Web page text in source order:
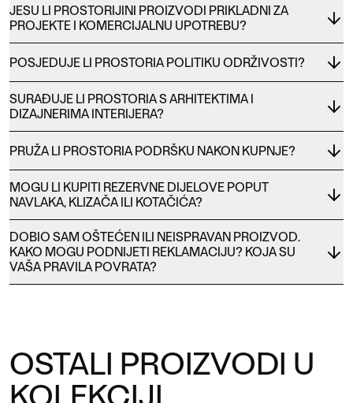
JESU LI PROSTORIJINI PROIZVODI PRIKLADNI ZA
PROJEKTE I KOMERCIJALNU UPOTREBU?
POSJEDUJE LI PROSTORIA POLITIKU ODRŽIVOSTI?
SURAĐUJE LI PROSTORIA S ARHITEKTIMA I
DIZAJNERIMA INTERIJERA?
PRUŽA LI PROSTORIA PODRŠKU NAKON KUPNJE?
MOGU LI KUPITI REZERVNE DIJELOVE POPUT
NAVLAKA, KLIZAČA ILI KOTAČIĆA?
DOBIO SAM OŠTEĆEN ILI NEISPRAVAN PROIZVOD.
KAKO MOGU PODNIJETI REKLAMACIJU? KOJA SU
VAŠA PRAVILA POVRATA?
OSTALI PROIZVODI U